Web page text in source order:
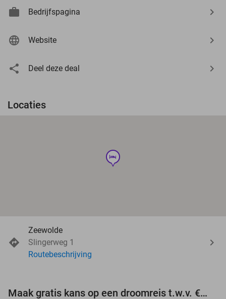
Bedrijfspagina
Website
Deel deze deal
Locaties
hotel
Zeewolde
Slingerweg 1
Routebeschrijving
Maak gratis kans op een droomreis t.w.v. €3.000!